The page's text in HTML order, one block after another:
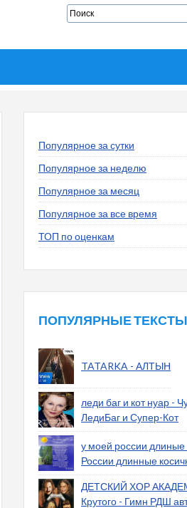
Популярное за сутки
Популярное за неделю
Популярное за месяц
Популярное за все время
ТОП по оценкам
ПОПУЛЯРНЫЕ
TATARKA - АЛТЫН
леди баг и кот нуар -
ЛедиБаг и Супер-Кот
у моей россии длиные
России длинные
ДЕТСКИЙ ХОР
Крутого - Гимн РДШ